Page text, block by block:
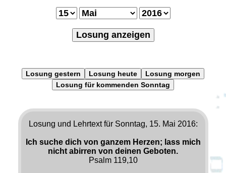
Losung anzeigen
Losung gestern Losung heute
Losung morgen
Losung für kommenden Sonntag
Losung und Lehrtext für Sonntag, 15. Mai 2016:
Ich suche dich von ganzem Herzen; lass mich
nicht abirren von deinen Geboten.
Psalm 119,10